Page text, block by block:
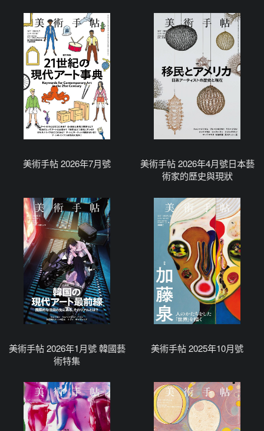
美術手帖 2026年7月號
美術手帖 2026年4月號日本藝
術家的歷史與現狀
美術手帖 2026年1月號 韓國藝
術特集
美術手帖 2025年10月號